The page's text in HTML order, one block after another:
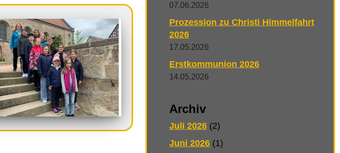
07.06.2026
Prozession zu Christi Himmelfahrt
2026
17.05.2026
Erstkommunion 2026
14.05.2026
Archiv
Juli 2026(2)
Juni 2026(1)